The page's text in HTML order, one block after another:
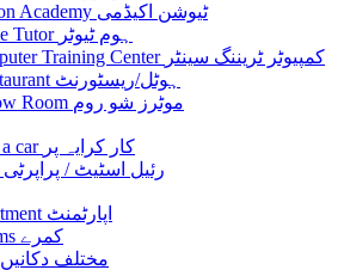
Tuition Academy ٹیوشن اکیڈمی
Home Tutor ہوم ٹیوٹر
Computer Training Center کمپیوٹر ٹریننگ سینٹر
Hotel / Restaurant ہوٹل/ریسٹورنٹ
Motors Show Room موٹرز شو روم
Rent a car کار کرایہ پر
Real Estate رئیل اسٹیٹ / پراپرٹی
Apartment اپارٹمنٹ
Rooms کمرے
Misc Shop مختلف دکانیں